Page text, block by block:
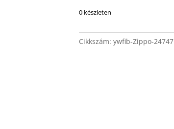
0 készleten
Cikkszám: ywfib-Zippo-24747